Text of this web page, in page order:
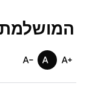
המושלמת